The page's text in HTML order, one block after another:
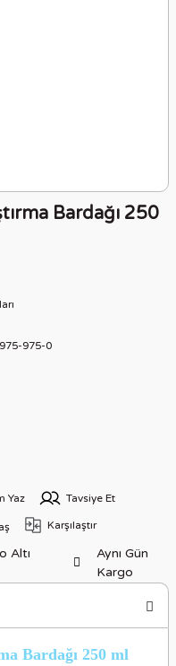
Bardağı 250
975-0
Yaz Tavsiye Et
Karşılaştır
Altı
Aynı Gün
Kargo
Bardağı 250 ml